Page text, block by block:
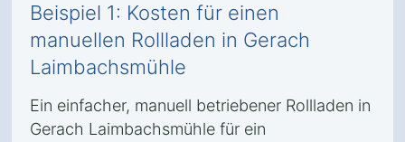
Beispiel 1: Kosten für einen
manuellen Rollladen in Gerach
Laimbachsmühle
Ein einfacher, manuell betriebener Rollladen in
Gerach Laimbachsmühle für ein